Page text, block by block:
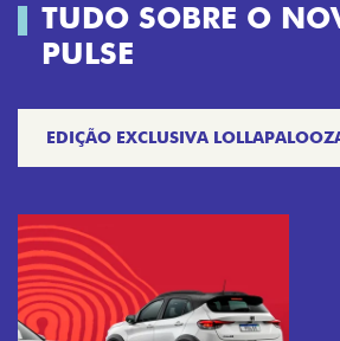
TUDO SOBRE O
PULSE
EDIÇÃO EXCLUSIVA